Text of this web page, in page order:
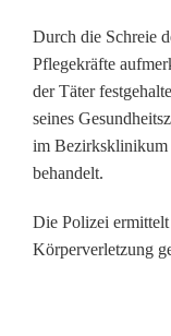
r
e
i
f
t
K
Durch die Schreie
Pflegekräfte
der Täter
seines
im Bezirksklinikum
behandelt.
Die Polizei ermittelt
Körperverletzung